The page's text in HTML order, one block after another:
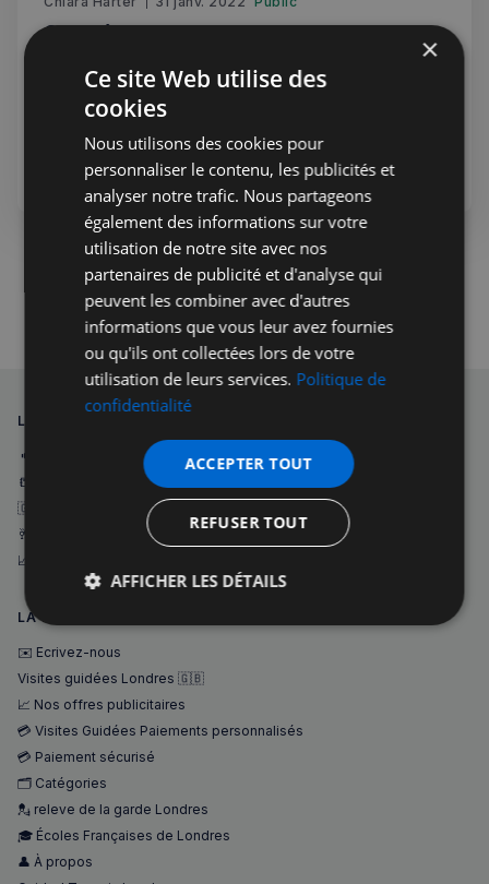
Sporting Duet Academy : Pour un
football inclusif et accessible à tous
Organisé par la Sporting Duet Academy (SDA), le
premier Gala de l’année a eu lieu jeudi dernier au Kia
Oval à Londres. Vente aux enchères de maillots, discours
et bonne ambiance ont rythmé la soirée.
Éducation
LA NAVIGATION 1
🔈 Forum des petites annonces
📒 Annuaire Pro
🇬🇧 Visites guidées
🥂 Événements
📈 Offres publicitaires
LA NAVIGATION 2
✉️ Ecrivez-nous
Visites guidées Londres 🇬🇧
📈 Nos offres publicitaires
💳 Visites Guidées Paiements personnalisés
💳 Paiement sécurisé
🗂️ Catégories
💂 releve de la garde Londres
🎓 Écoles Françaises de Londres
👤 À propos
×
Ce site Web utilise des
cookies
Nous utilisons des cookies pour
personnaliser le contenu, les publicités et
analyser notre trafic. Nous partageons
également des informations sur votre
utilisation de notre site avec nos
partenaires de publicité et d'analyse qui
peuvent les combiner avec d'autres
informations que vous leur avez fournies
ou qu'ils ont collectées lors de votre
utilisation de leurs services. Politique de
confidentialité
ACCEPTER TOUT
REFUSER TOUT
AFFICHER LES DÉTAILS
Strictement
nécessaires
Performance Ciblage
Fonctionnalité